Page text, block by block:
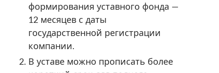
формирования уставного фонда —
12 месяцев с даты
государственной регистрации
компании.
В уставе можно прописать более